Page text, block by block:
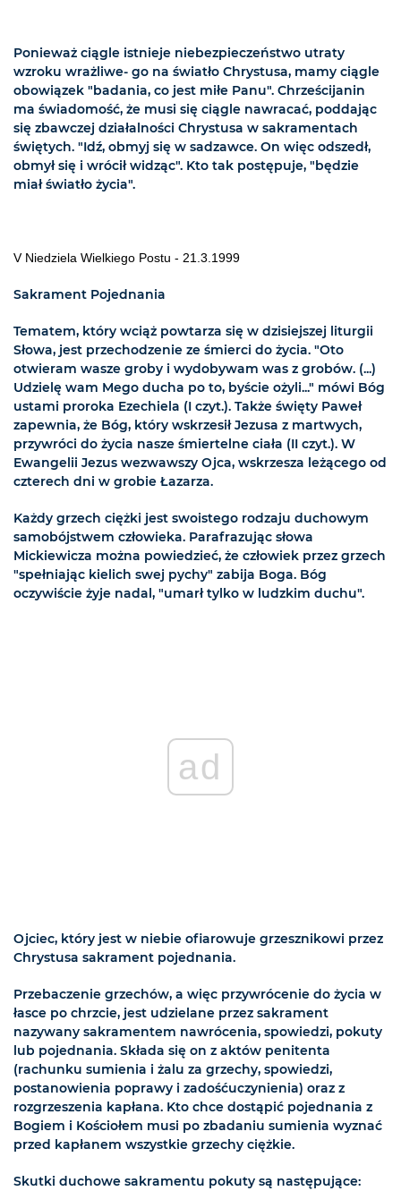
Ponieważ ciągle istnieje niebezpieczeństwo utraty
wzroku wrażliwe- go na światło Chrystusa, mamy ciągle
obowiązek "badania, co jest miłe Panu". Chrześcijanin
ma świadomość, że musi się ciągle nawracać, poddając
się zbawczej działalności Chrystusa w sakramentach
świętych. "Idź, obmyj się w sadzawce. On więc odszedł,
obmył się i wrócił widząc". Kto tak postępuje, "będzie
miał światło życia".
V Niedziela Wielkiego Postu - 21.3.1999
Sakrament Pojednania
Tematem, który wciąż powtarza się w dzisiejszej liturgii
Słowa, jest przechodzenie ze śmierci do życia. "Oto
otwieram wasze groby i wydobywam was z grobów. (...)
Udzielę wam Mego ducha po to, byście ożyli..." mówi Bóg
ustami proroka Ezechiela (I czyt.). Także święty Paweł
zapewnia, że Bóg, który wskrzesił Jezusa z martwych,
przywróci do życia nasze śmiertelne ciała (II czyt.). W
Ewangelii Jezus wezwawszy Ojca, wskrzesza leżącego od
czterech dni w grobie Łazarza.
Każdy grzech ciężki jest swoistego rodzaju duchowym
samobójstwem człowieka. Parafrazując słowa
Mickiewicza można powiedzieć, że człowiek przez grzech
"spełniając kielich swej pychy" zabija Boga. Bóg
oczywiście żyje nadal, "umarł tylko w ludzkim duchu".
ad
Ojciec, który jest w niebie ofiarowuje grzesznikowi przez
Chrystusa sakrament pojednania.
Przebaczenie grzechów, a więc przywrócenie do życia w
łasce po chrzcie, jest udzielane przez sakrament
nazywany sakramentem nawrócenia, spowiedzi, pokuty
lub pojednania. Składa się on z aktów penitenta
(rachunku sumienia i żalu za grzechy, spowiedzi,
postanowienia poprawy i zadośćuczynienia) oraz z
rozgrzeszenia kapłana. Kto chce dostąpić pojednania z
Bogiem i Kościołem musi po zbadaniu sumienia wyznać
przed kapłanem wszystkie grzechy ciężkie.
Skutki duchowe sakramentu pokuty są następujące: